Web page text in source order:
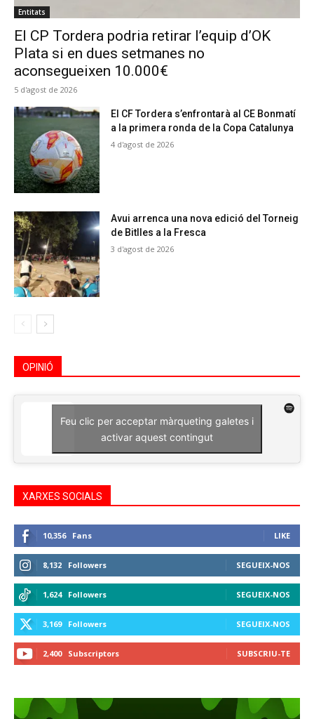
Entitats
El CP Tordera podria retirar l’equip d’OK
Plata si en dues setmanes no
aconsegueixen 10.000€
5 d'agost de 2026
El CF Tordera s’enfrontarà al CE Bonmatí
a la primera ronda de la Copa Catalunya
4 d'agost de 2026
Avui arrenca una nova edició del Torneig
de Bitlles a la Fresca
3 d'agost de 2026
OPINIÓ
Feu clic per acceptar màrqueting galetes i
activar aquest contingut
XARXES SOCIALS
10,356 Fans LIKE
8,132 Followers SEGUEIX-NOS
1,624 Followers SEGUEIX-NOS
3,169 Followers SEGUEIX-NOS
2,400 Subscriptors SUBSCRIU-TE